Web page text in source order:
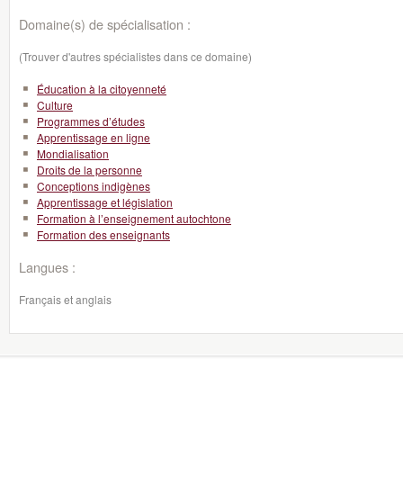
Domaine(s) de spécialisation :
(Trouver d'autres spécialistes dans ce domaine)
Éducation à la citoyenneté
Culture
Programmes d’études
Apprentissage en ligne
Mondialisation
Droits de la personne
Conceptions indigènes
Apprentissage et législation
Formation à l’enseignement autochtone
Formation des enseignants
Langues :
Français et anglais